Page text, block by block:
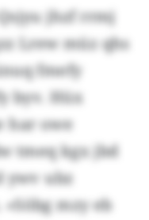
jhzf rrmj
Lrew müz qhs
fmefy
byv. Hüx
har owe
tmeq kgx jbd
ywv ubz
mzy eb